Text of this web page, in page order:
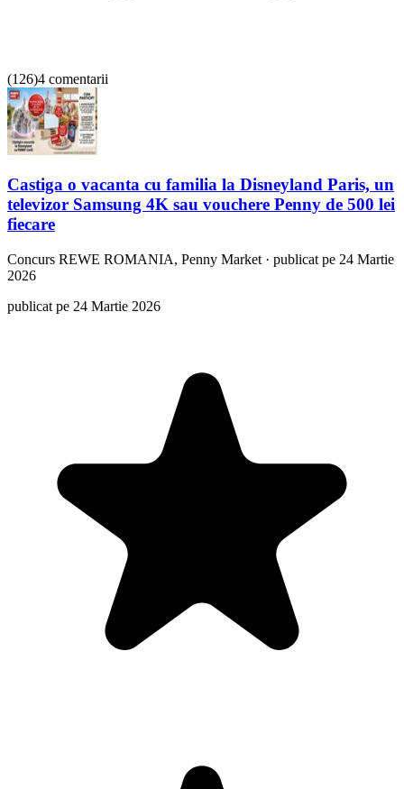
(126)4 comentarii
Castiga o vacanta cu familia la Disneyland Paris, un
televizor Samsung 4K sau vouchere Penny de 500 lei
fiecare
Concurs REWE ROMANIA, Penny Market · publicat pe 24 Martie
2026
publicat pe 24 Martie 2026